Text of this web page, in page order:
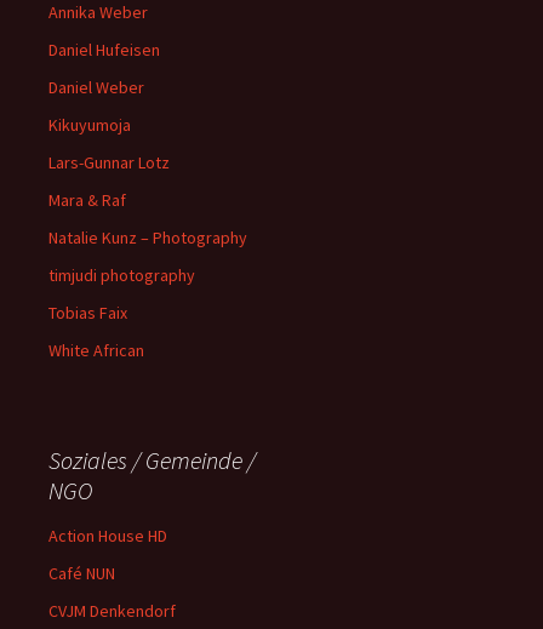
Annika Weber
Daniel Hufeisen
Daniel Weber
Kikuyumoja
Lars-Gunnar Lotz
Mara & Raf
Natalie Kunz – Photography
timjudi photography
Tobias Faix
White African
Soziales / Gemeinde /
NGO
Action House HD
Café NUN
CVJM Denkendorf